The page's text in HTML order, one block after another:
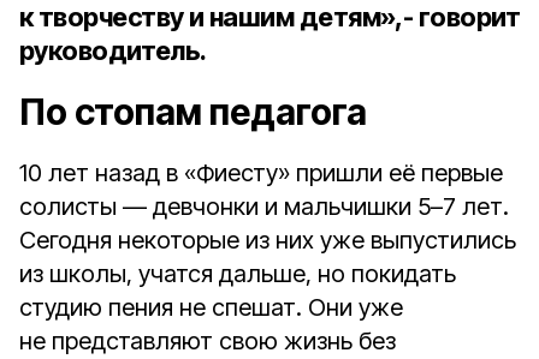
к творчеству и нашим детям»,- говорит
руководитель.
По стопам педагога
10 лет назад в «Фиесту» пришли её первые
солисты — девчонки и мальчишки 5–7 лет.
Сегодня некоторые из них уже выпустились
из школы, учатся дальше, но покидать
студию пения не спешат. Они уже
не представляют свою жизнь без